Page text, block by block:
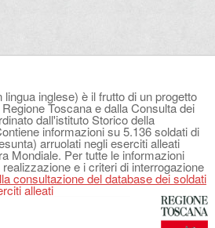
inglese) è il frutto di un progetto
Toscana e dalla Consulta dei
dall'istituto Storico della
informazioni su 5.136 soldati di
arruolati negli eserciti alleati
Mondiale. Per tutte le informazioni
e i criteri di interrogazione
consultazione del database dei soldati
alleati